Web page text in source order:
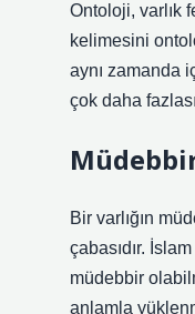
Ontoloji, varlık
kelimesini
aynı zamanda
çok daha
Bir varlığın
çabasıdır.
müdebbir
anlamla